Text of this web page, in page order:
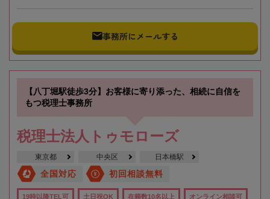
事務所にメールする
【八丁堀駅徒歩3分】お客様に寄り添った、相続に自信を
もつ税理士事務所
税理士法人トゥモローズ
東京都 中央区 日本橋駅
全国対応 初回相談無料
19時以降TEL可 土日祝OK 在籍数10名以上 オンライン相談可